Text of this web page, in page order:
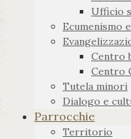
Ufficio
Ecumenismo
Centro
Centro
Tutela minori
Dialogo e
Parrocchie
Territorio